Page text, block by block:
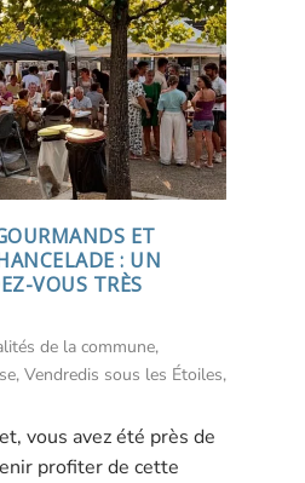
ET
: UN
VOUS TRÈS
de la commune,
, Vendredis sous les Étoiles,
vous avez été près de
profiter de cette